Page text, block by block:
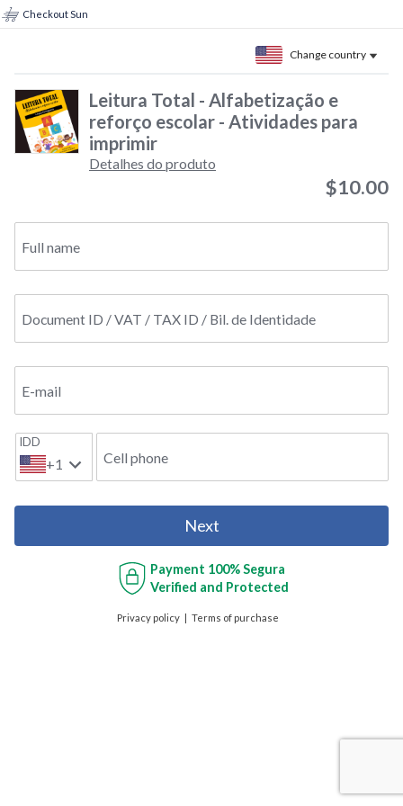
Checkout Sun
Change country
Leitura Total - Alfabetização e
reforço escolar - Atividades para
imprimir
Detalhes do produto
$10.00
Full name
Document ID / VAT / TAX ID / Bil. de Identidade
E-mail
IDD
+1 Cell phone
Next
Payment 100% Segura
Verified and Protected
Privacy policy Terms of purchase